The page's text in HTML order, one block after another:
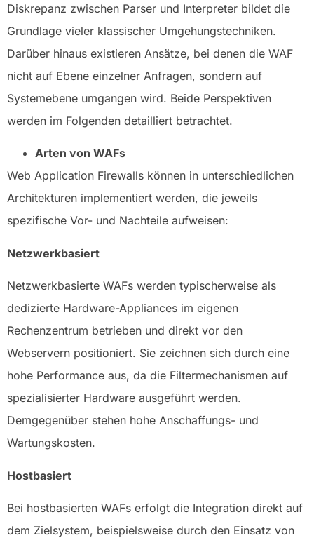
Diskrepanz zwischen Parser und Interpreter bildet die
Grundlage vieler klassischer Umgehungstechniken.
Darüber hinaus existieren Ansätze, bei denen die WAF
nicht auf Ebene einzelner Anfragen, sondern auf
Systemebene umgangen wird. Beide Perspektiven
werden im Folgenden detailliert betrachtet.
Arten von WAFs
Web Application Firewalls können in unterschiedlichen
Architekturen implementiert werden, die jeweils
spezifische Vor- und Nachteile aufweisen:
Netzwerkbasiert
Netzwerkbasierte WAFs werden typischerweise als
dedizierte Hardware-Appliances im eigenen
Rechenzentrum betrieben und direkt vor den
Webservern positioniert. Sie zeichnen sich durch eine
hohe Performance aus, da die Filtermechanismen auf
spezialisierter Hardware ausgeführt werden.
Demgegenüber stehen hohe Anschaffungs- und
Wartungskosten.
Hostbasiert
Bei hostbasierten WAFs erfolgt die Integration direkt auf
dem Zielsystem, beispielsweise durch den Einsatz von